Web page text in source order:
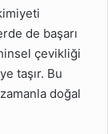
de başarı
çevikliği
taşır. Bu
doğal